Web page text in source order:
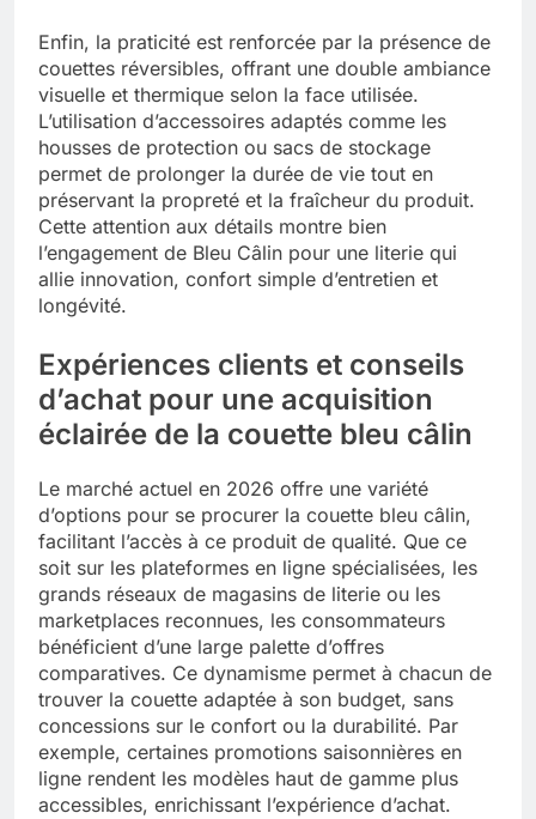
Enfin, la praticité est renforcée par la présence de
couettes réversibles, offrant une double ambiance
visuelle et thermique selon la face utilisée.
L’utilisation d’accessoires adaptés comme les
housses de protection ou sacs de stockage
permet de prolonger la durée de vie tout en
préservant la propreté et la fraîcheur du produit.
Cette attention aux détails montre bien
l’engagement de Bleu Câlin pour une literie qui
allie innovation, confort simple d’entretien et
longévité.
Expériences clients et conseils
d’achat pour une acquisition
éclairée de la couette bleu câlin
Le marché actuel en 2026 offre une variété
d’options pour se procurer la couette bleu câlin,
facilitant l’accès à ce produit de qualité. Que ce
soit sur les plateformes en ligne spécialisées, les
grands réseaux de magasins de literie ou les
marketplaces reconnues, les consommateurs
bénéficient d’une large palette d’offres
comparatives. Ce dynamisme permet à chacun de
trouver la couette adaptée à son budget, sans
concessions sur le confort ou la durabilité. Par
exemple, certaines promotions saisonnières en
ligne rendent les modèles haut de gamme plus
accessibles, enrichissant l’expérience d’achat.